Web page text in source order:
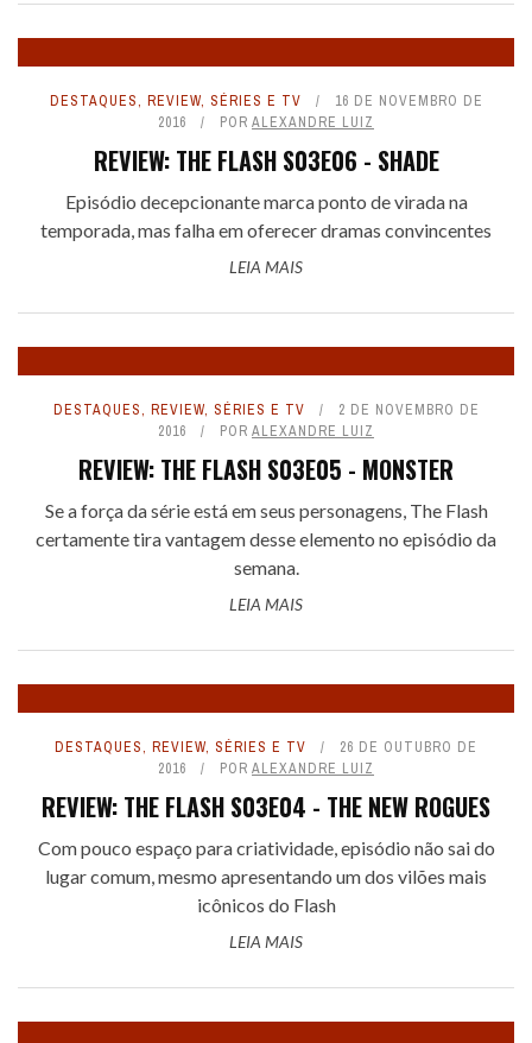
DESTAQUES, REVIEW, SÉRIES E TV
16 DE NOVEMBRO DE
2016
POR ALEXANDRE LUIZ
REVIEW: THE FLASH S03E06 - SHADE
Episódio decepcionante marca ponto de virada na
temporada, mas falha em oferecer dramas convincentes
LEIA MAIS
DESTAQUES, REVIEW, SÉRIES E TV
2 DE NOVEMBRO DE
2016
POR ALEXANDRE LUIZ
REVIEW: THE FLASH S03E05 - MONSTER
Se a força da série está em seus personagens, The Flash
certamente tira vantagem desse elemento no episódio da
semana.
LEIA MAIS
DESTAQUES, REVIEW, SÉRIES E TV
26 DE OUTUBRO DE
2016
POR ALEXANDRE LUIZ
REVIEW: THE FLASH S03E04 - THE NEW ROGUES
Com pouco espaço para criatividade, episódio não sai do
lugar comum, mesmo apresentando um dos vilões mais
icônicos do Flash
LEIA MAIS